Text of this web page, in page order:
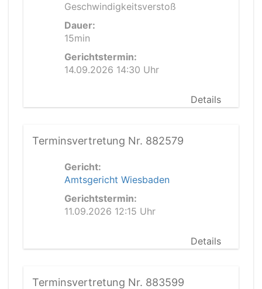
Geschwindigkeitsverstoß
Dauer:
15min
Gerichtstermin:
14.09.2026 14:30 Uhr
Details
Terminsvertretung Nr. 882579
Gericht:
Amtsgericht Wiesbaden
Gerichtstermin:
11.09.2026 12:15 Uhr
Details
Terminsvertretung Nr. 883599